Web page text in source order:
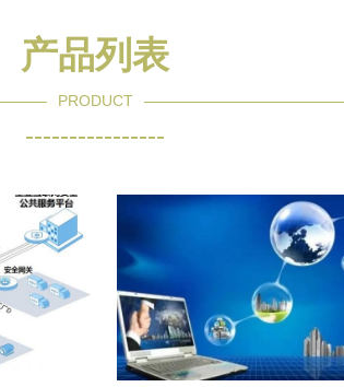
产品列表
PRODUCT
----------------